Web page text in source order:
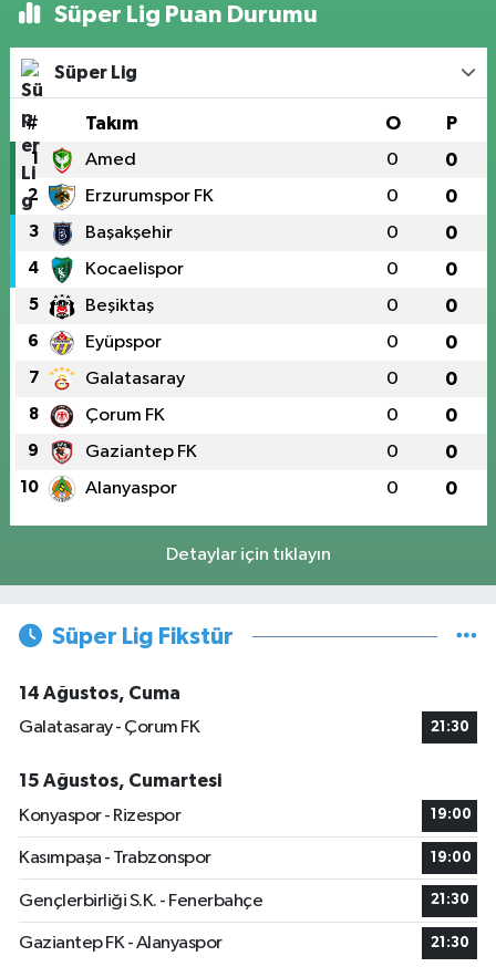
Süper Lig Puan Durumu
Süper Lig
# Takım O P
1 Amed 0 0
2 Erzurumspor FK 0 0
3 Başakşehir 0 0
4 Kocaelispor 0 0
5 Beşiktaş 0 0
6 Eyüpspor 0 0
7 Galatasaray 0 0
8 Çorum FK 0 0
9 Gaziantep FK 0 0
10 Alanyaspor 0 0
Detaylar için tıklayın
Süper Lig Fikstür
14 Ağustos, Cuma
Galatasaray - Çorum FK
21:30
15 Ağustos, Cumartesi
Konyaspor - Rizespor
19:00
Kasımpaşa - Trabzonspor 19:00
Gençlerbirliği S.K. - Fenerbahçe 21:30
Gaziantep FK - Alanyaspor 21:30